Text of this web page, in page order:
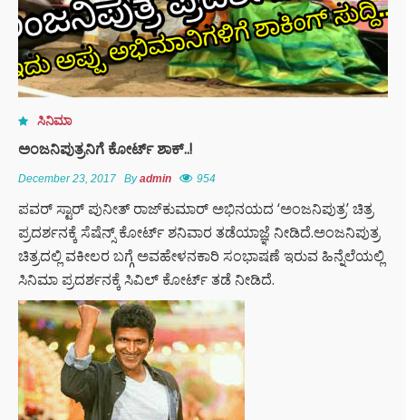
ಸಿನಿಮಾ
ಅಂಜನಿಪುತ್ರನಿಗೆ ಕೋರ್ಟ್ ಶಾಕ್..!
December 23, 2017 Byadmin 954
ಪವರ್ ಸ್ಟಾರ್ ಪುನೀತ್ ರಾಜ್‍ಕುಮಾರ್ ಅಭಿನಯದ ‘ಅಂಜನಿಪುತ್ರ’ ಚಿತ್ರ
ಪ್ರದರ್ಶನಕ್ಕೆ ಸೆಷೆನ್ಸ್ ಕೋರ್ಟ್ ಶನಿವಾರ ತಡೆಯಾಜ್ಞೆ ನೀಡಿದೆ.ಅಂಜನಿಪುತ್ರ
ಚಿತ್ರದಲ್ಲಿ ವಕೀಲರ ಬಗ್ಗೆ ಅವಹೇಳನಕಾರಿ ಸಂಭಾಷಣೆ ಇರುವ ಹಿನ್ನೆಲೆಯಲ್ಲಿ
ಸಿನಿಮಾ ಪ್ರದರ್ಶನಕ್ಕೆ ಸಿವಿಲ್ ಕೋರ್ಟ್ ತಡೆ ನೀಡಿದೆ.